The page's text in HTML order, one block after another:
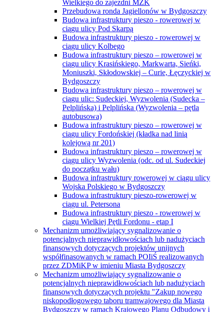
Wielkiego do zajezdni MZK
Przebudowa ronda Jagiellonów w Bydgoszczy
Budowa infrastruktury pieszo - rowerowej w
ciągu ulicy Pod Skarpą
Budowa infrastruktury pieszo - rowerowej w
ciągu ulicy Kolbego
Budowa infrastruktury pieszo – rowerowej w
ciągu ulicy Krasińskiego, Markwarta, Sieńki,
Moniuszki, Skłodowskiej – Curie, Łęczyckiej w
Bydgoszczy
Budowa infrastruktury pieszo – rowerowej w
ciągu ulic: Sudeckiej, Wyzwolenia (Sudecka –
Pelplińska) i Pelplińska (Wyzwolenia – pętla
autobusowa)
Budowa infrastruktury pieszo – rowerowej w
ciągu ulicy Fordońskiej (kładka nad linią
kolejową nr 201)
Budowa infrastruktury pieszo – rowerowej w
ciągu ulicy Wyzwolenia (odc. od ul. Sudeckiej
do początku wału)
Budowa infrastruktury rowerowej w ciągu ulicy
Wojska Polskiego w Bydgoszczy
Budowa infrastruktury pieszo-rowerowej w
ciągu ul. Petersona
Budowa infrastruktury pieszo - rowerowej w
ciągu Wielkiej Pętli Fordonu - etap I
Mechanizm umożliwiający sygnalizowanie o
potencjalnych nieprawidłowościach lub nadużyciach
finansowych dotyczących projektów unijnych
współfinasowanych w ramach POIiŚ realizowanych
przez ZDMiKP w imieniu Miasta Bydgoszczy
Mechanizm umożliwiający sygnalizowanie o
potencjalnych nieprawidłowościach lub nadużyciach
finansowych dotyczących projektu "Zakup nowego
niskopodłogowego taboru tramwajowego dla Miasta
Bydgoszczy w ramach Krajowego Planu Odbudowy i